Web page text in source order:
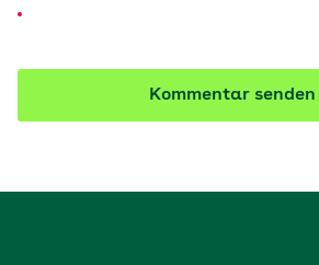
Kommentar senden